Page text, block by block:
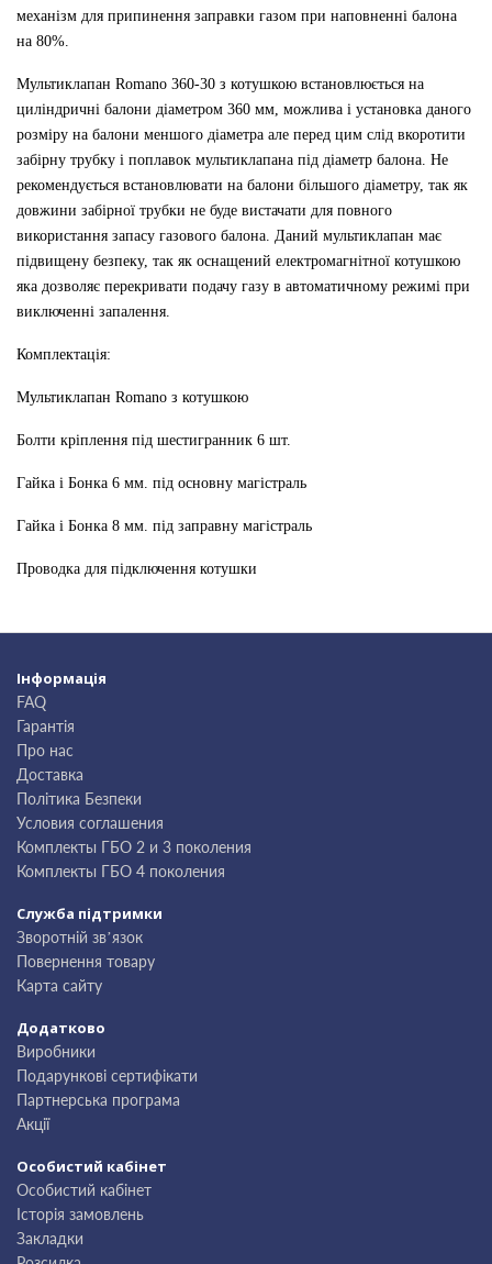
механізм для припинення заправки газом при наповненні балона
на 80%.
Мультиклапан Romano 360-30 з котушкою встановлюється на
циліндричні балони діаметром 360 мм, можлива і установка даного
розміру на балони меншого діаметра але перед цим слід вкоротити
забірну трубку і поплавок мультиклапана під діаметр балона. Не
рекомендується встановлювати на балони більшого діаметру, так як
довжини забірної трубки не буде вистачати для повного
використання запасу газового балона. Даний мультиклапан має
підвищену безпеку, так як оснащений електромагнітної котушкою
яка дозволяє перекривати подачу газу в автоматичному режимі при
виключенні запалення.
Комплектація:
Мультиклапан Romano з котушкою
Болти кріплення під шестигранник 6 шт.
Гайка і Бонка 6 мм. під основну магістраль
Гайка і Бонка 8 мм. під заправну магістраль
Проводка для підключення котушки
Інформація
FAQ
Гарантія
Про нас
Доставка
Політика Безпеки
Условия соглашения
Комплекты ГБО 2 и 3 поколения
Комплекты ГБО 4 поколения
Служба підтримки
Зворотній зв’язок
Повернення товару
Карта сайту
Додатково
Виробники
Подарункові сертифікати
Партнерська програма
Акції
Особистий кабінет
Особистий кабінет
Історія замовлень
Закладки